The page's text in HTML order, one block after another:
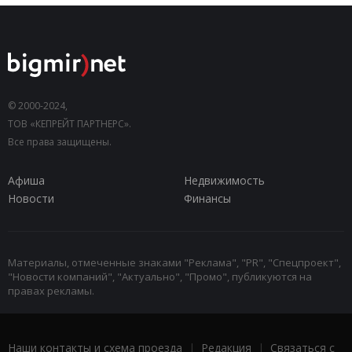
© 2000-2024,
ТОВ «КЕПРЕЙТ ПАРТНЕРС».
Все права защищены.
Афиша
Недвижимость
Новости
Финансы
Материалы, отмеченные знаками "Реклама", "PR", "Спецпроект",
"Новости компаний", "Актуально", "Промо", публикуются на
правах рекламы.
Наши контакты и схема проезда | Редакция | Связаться с